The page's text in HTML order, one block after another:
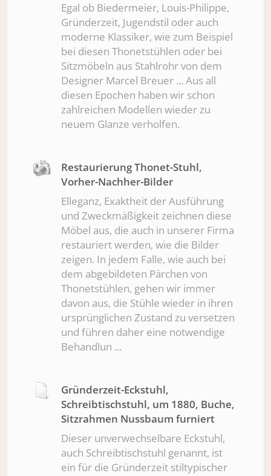
Egal ob Biedermeier, Louis-Philippe,
Gründerzeit, Jugendstil oder auch
moderne Klassiker, wie zum Beispiel
bei diesen Thonetstühlen oder bei
Sitzmöbeln aus Stahlrohr von dem
Designer Marcel Breuer ... Aus all
diesen Epochen haben wir schon
zahlreichen Modellen wieder zu
neuem Glanze verholfen.
Restaurierung Thonet-Stuhl,
Vorher-Nachher-Bilder
Elleganz, Exaktheit der Ausführung
und Zweckmäßigkeit zeichnen diese
Möbel aus, die auch in unserer Firma
restauriert werden, wie die Bilder
zeigen. In jedem Falle, wie auch bei
dem abgebildeten Pärchen von
Thonetstühlen, gehen wir immer
davon aus, die Stühle wieder in ihren
ursprünglichen Zustand zu versetzen
und führen daher eine notwendige
Behandlun ...
Gründerzeit-Eckstuhl,
Schreibtischstuhl, um 1880, Buche,
Sitzrahmen Nussbaum furniert
Dieser unverwechselbare Eckstuhl,
auch Schreibtischstuhl genannt, ist
ein für die Gründerzeit stiltypischer